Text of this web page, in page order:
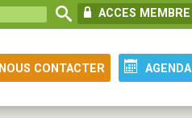
ACCES MEMBRE
AGENDA
NOUS CONTACTER